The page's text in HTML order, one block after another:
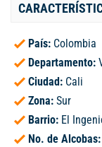
País: Colombia
Departamento:
Ciudad: Cali
Zona: Sur
Barrio: El
No. de Alcobas: